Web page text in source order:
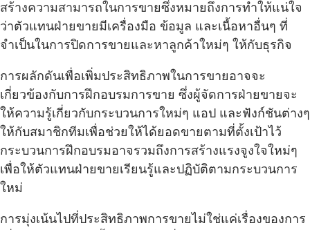
สร้างความสามารถในการขายซึ่งหมายถึงการทำให้แน่ใจ
ว่าตัวแทนฝ่ายขายมีเครื่องมือ ข้อมูล และเนื้อหาอื่นๆ ที่
จำเป็นในการปิดการขายและหาลูกค้าใหม่ๆ ให้กับธุรกิจ
การผลักดันเพื่อเพิ่มประสิทธิภาพในการขายอาจจะ
เกี่ยวข้องกับการฝึกอบรมการขาย ซึ่งผู้จัดการฝ่ายขายจะ
ให้ความรู้เกี่ยวกับกระบวนการใหม่ๆ แอป และฟังก์ชันต่างๆ
ให้กับสมาชิกทีมเพื่อช่วยให้ได้ยอดขายตามที่ตั้งเป้าไว้
กระบวนการฝึกอบรมอาจรวมถึงการสร้างแรงจูงใจใหม่ๆ
เพื่อให้ตัวแทนฝ่ายขายเรียนรู้และปฏิบัติตามกระบวนการ
ใหม่
การมุ่งเน้นไปที่ประสิทธิภาพการขายไม่ใช่แค่เรื่องของการ